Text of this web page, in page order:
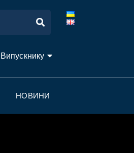
Випускнику
НОВИНИ